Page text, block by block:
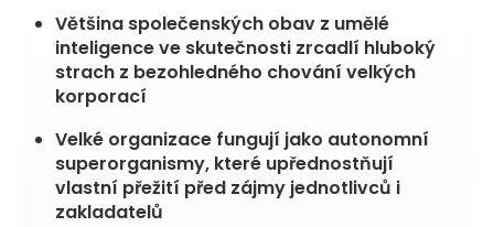
Většina společenských obav z umělé
inteligence ve skutečnosti zrcadlí hluboký
strach z bezohledného chování velkých
korporací
Velké organizace fungují jako autonomní
superorganismy, které upřednostňují
vlastní přežití před zájmy jednotlivců i
zakladatelů